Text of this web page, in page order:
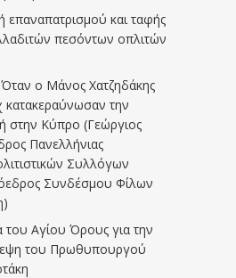
επαναπατρισμού και ταφής
πεσόντων οπλιτών
ο Μάνος Χατζηδάκης
κατακεραύνωσαν την
στην Κύπρο (Γεώργιος
Πανελλήνιας
Συλλόγων
Συνδέσμου Φίλων
του Αγίου Όρους για την
του Πρωθυπουργού